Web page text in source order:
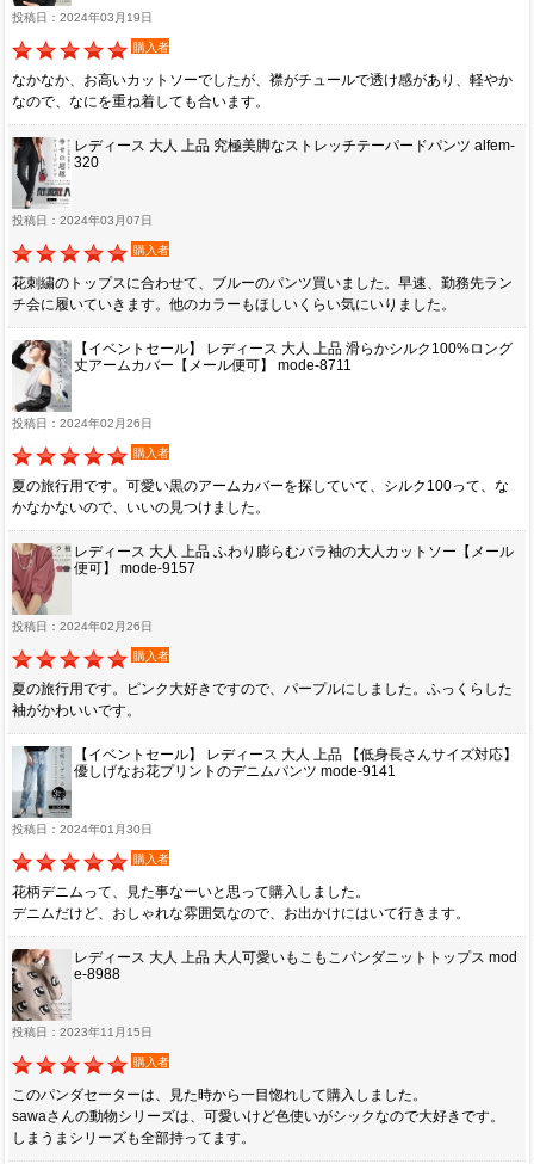
投稿日：2024年03月19日
購入者
なかなか、お高いカットソーでしたが、襟がチュールで透け感があり、軽やか
なので、なにを重ね着しても合います。
レディース 大人 上品 究極美脚なストレッチテーパードパンツ alfem-
320
投稿日：2024年03月07日
購入者
花刺繍のトップスに合わせて、ブルーのパンツ買いました。早速、勤務先ラン
チ会に履いていきます。他のカラーもほしいくらい気にいりました。
【イベントセール】 レディース 大人 上品 滑らかシルク100%ロング
丈アームカバー【メール便可】 mode-8711
投稿日：2024年02月26日
購入者
夏の旅行用です。可愛い黒のアームカバーを探していて、シルク100って、な
かなかないので、いいの見つけました。
レディース 大人 上品 ふわり膨らむバラ袖の大人カットソー【メール
便可】 mode-9157
投稿日：2024年02月26日
購入者
夏の旅行用です。ピンク大好きですので、パープルにしました。ふっくらした
袖がかわいいです。
【イベントセール】 レディース 大人 上品 【低身長さんサイズ対応】
優しげなお花プリントのデニムパンツ mode-9141
投稿日：2024年01月30日
購入者
花柄デニムって、見た事なーいと思って購入しました。
デニムだけど、おしゃれな雰囲気なので、お出かけにはいて行きます。
レディース 大人 上品 大人可愛いもこもこパンダニットトップス mod
e-8988
投稿日：2023年11月15日
購入者
このパンダセーターは、見た時から一目惚れして購入しました。
sawaさんの動物シリーズは、可愛いけど色使いがシックなので大好きです。
しまうまシリーズも全部持ってます。